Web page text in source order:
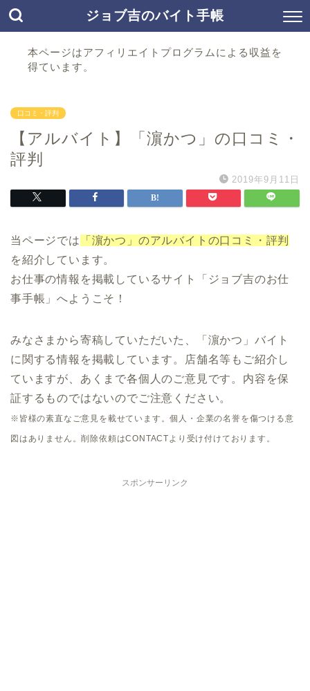
ジョブ吉のバイト手帳
本ページはアフィリエイトプログラムによる収益を
得ています。
口コミ・評判
【アルバイト】「濵かつ」の口コミ・
評判
2019年9月11日
当ページでは
「濵かつ」のアルバイトの口コミ・評判
を紹介しています。
お仕事の情報を掲載しているサイト「ジョブ吉のお仕
事手帳」へようこそ！
みなさまから寄稿していただいた、「濵かつ」バイト
に関する情報を掲載しています。店舗名等もご紹介し
ていますが、あくまで各個人のご意見です。内容を保
証するものではないのでご注意ください。
※皆様の素直なご意見を載せています。個人・企業の名誉を傷つける意
図はありません。削除依頼はCONTACTより受け付けております。
スポンサーリンク